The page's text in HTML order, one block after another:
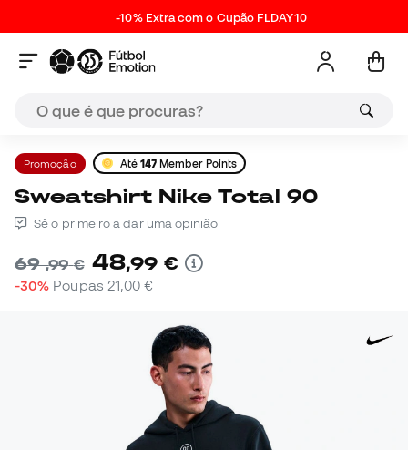
-10% Extra com o Cupão FLDAY10
Promoção Até 147 Member Points
Sweatshirt Nike Total 90
Sê o primeiro a dar uma opinião
69,99 € 48,99 €
-30% Poupas 21,00 €